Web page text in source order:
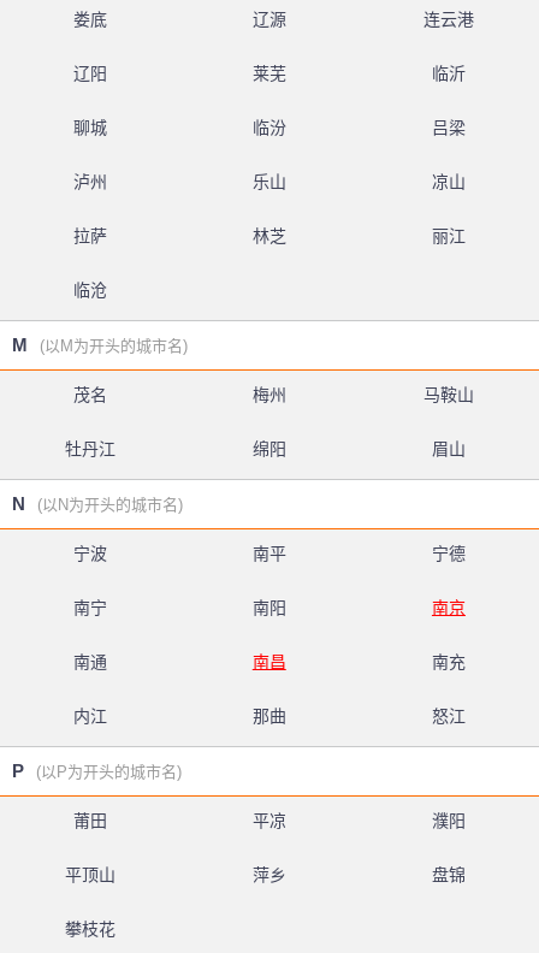
娄底 辽源 连云港
辽阳 莱芜 临沂
聊城 临汾 吕梁
泸州 乐山 凉山
拉萨 林芝 丽江
临沧
M (以M为开头的城市名)
茂名 梅州 马鞍山
牡丹江 绵阳 眉山
N (以N为开头的城市名)
宁波 南平 宁德
南宁 南阳 南京
南通 南昌 南充
内江 那曲 怒江
P (以P为开头的城市名)
莆田 平凉 濮阳
平顶山 萍乡 盘锦
攀枝花